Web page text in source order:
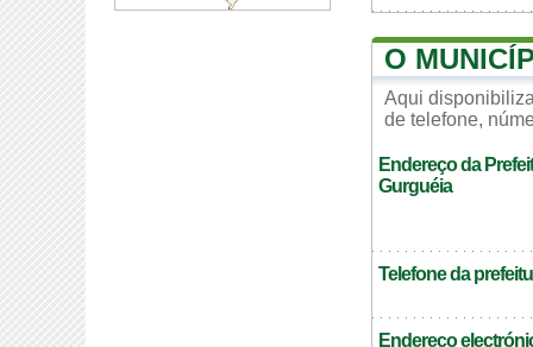
O
Aqui
de telefone,
Endereço da
Gurguéia
Telefone da
Endereço